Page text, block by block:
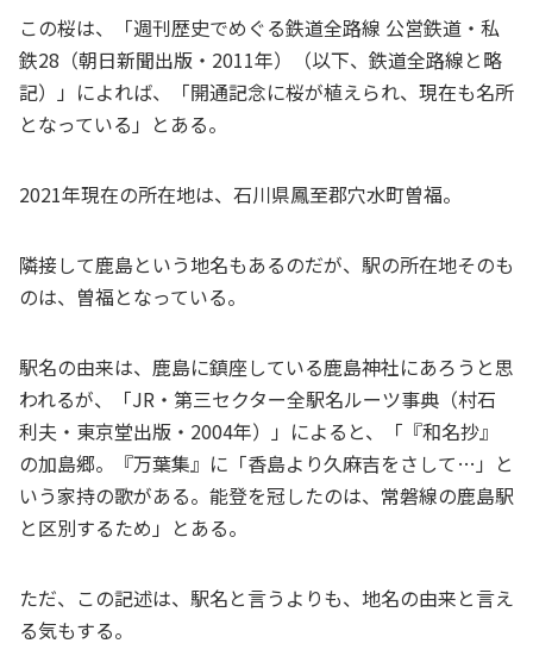
この桜は、「週刊歴史でめぐる鉄道全路線 公営鉄道・私
鉄28（朝日新聞出版・2011年）（以下、鉄道全路線と略
記）」によれば、「開通記念に桜が植えられ、現在も名所
となっている」とある。
2021年現在の所在地は、石川県鳳至郡穴水町曽福。
隣接して鹿島という地名もあるのだが、駅の所在地そのも
のは、曽福となっている。
駅名の由来は、鹿島に鎮座している鹿島神社にあろうと思
われるが、「JR・第三セクター全駅名ルーツ事典（村石
利夫・東京堂出版・2004年）」によると、「『和名抄』
の加島郷。『万葉集』に「香島より久麻吉をさして…」と
いう家持の歌がある。能登を冠したのは、常磐線の鹿島駅
と区別するため」とある。
ただ、この記述は、駅名と言うよりも、地名の由来と言え
る気もする。